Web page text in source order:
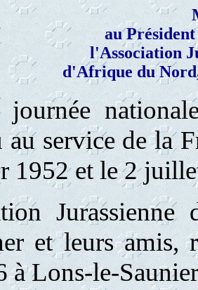
au
l'Association
d'Afrique du
journée
au service de la
1952 et le 2
et leurs amis,
à Lons-le-